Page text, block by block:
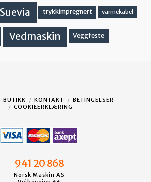
Suevia trykkimpregnert varmekabel
Vedmaskin Veggfeste
BUTIKK KONTAKT
BETINGELSER
COOKIEERKLÆRING
941 20 868
Norsk Maskin AS